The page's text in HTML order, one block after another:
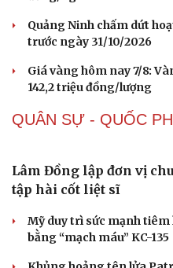
Buôn lậu, hàng giả
68.000 vụ trong 6 tháng
giảm?
đồng/kg
Quảng Ninh chấm dứt
Giá vàng hôm nay 7/8: